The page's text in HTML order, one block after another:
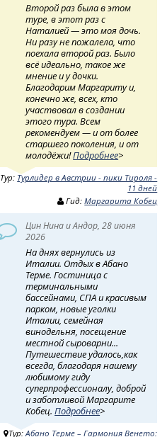
Второй раз была в этом
туре, в этот раз с
Наталией — это моя дочь.
Ни разу не пожалела, что
поехала второй раз. Было
всё идеально, такое же
мнение и у дочки.
Благодарим Маргариту и,
конечно же, всех, кто
участвовал в создании
этого тура. Всем
рекомендуем — и от более
старшего поколения, и от
молодёжи!Подробнее>
Тур: Турлидер в Австрии - пики Тироля -
11 дней
Гид:Маргарита Кобец
Цин Нина и Андор, 28 июня
2026
На днях вернулись из
Италии. Отдых в Абано
Терме. Гостиница с
терминальными
бассейнами, СПА и красивым
парком, новые уголки
Италии, семейная
винодельня, посещение
местной сыроварни...
Путешествие удалось,как
всегда, благодаря нашему
любимому гиду
суперпрофессионалу, доброй
и заботливой Маргарите
Кобец.Подробнее>
Тур:Абано Терме – Гармония Венето: